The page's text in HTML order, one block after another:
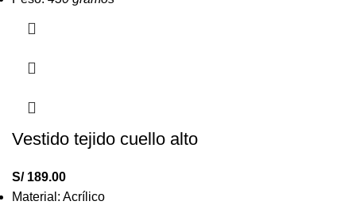
Vestido tejido cuello alto
S/189.00
Material: Acrílico